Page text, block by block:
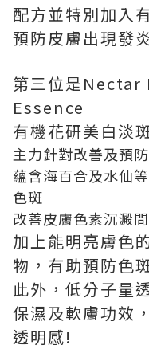
配方並特別加入
預防皮膚出現發
第三位是
Essence
有機花研美白淡
主力針對改善及預
蘊含海百合及水仙
色斑
改善皮膚色素沉澱
加上能明亮膚色
物，有助預防色
此外，低分子量
保濕及軟膚功效
透明感!